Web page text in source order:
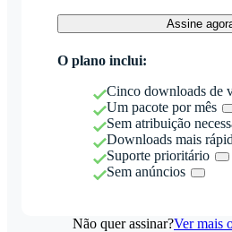
Assine
O plano inclui:
Cinco downloads de
Um pacote por mês
Sem atribuição
Downloads mais
Suporte prioritário
Sem anúncios
Não quer assinar?Ver mais